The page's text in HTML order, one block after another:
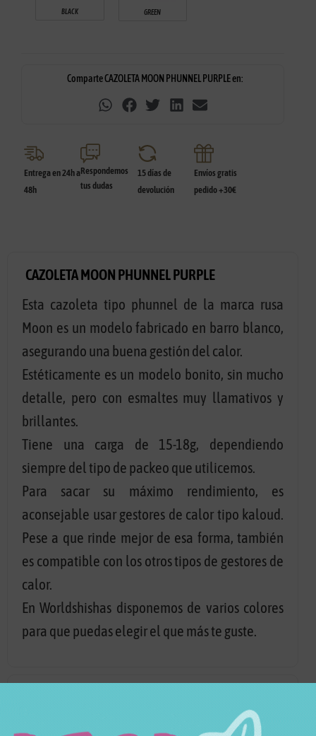
BLACK GREEN
Entrega en 24h a
48h
Respondemos
tus dudas
15 días de
devolución
Envíos gratis
pedido +30€
Comparte CAZOLETA MOON PHUNNEL PURPLE en:
CAZOLETA MOON PHUNNEL PURPLE
Esta cazoleta tipo phunnel de la marca rusa
Moon es un modelo fabricado en barro blanco,
asegurando una buena gestión del calor.
Estéticamente es un modelo bonito, sin mucho
detalle, pero con esmaltes muy llamativos y
brillantes.
Tiene una carga de 15-18g, dependiendo
siempre del tipo de packeo que utilicemos.
Para sacar su máximo rendimiento, es
aconsejable usar gestores de calor tipo kaloud.
Pese a que rinde mejor de esa forma, también
es compatible con los otros tipos de gestores de
calor.
En Worldshishas disponemos de varios colores
para que puedas elegir el que más te guste.
1785